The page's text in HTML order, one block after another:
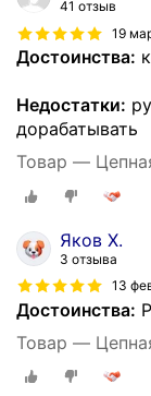
41 отзыв
19
Достоинства:
Недостатки:
дорабатывать
Товар —
Яков Х.
3 отзыва
13
Достоинства:
Товар —